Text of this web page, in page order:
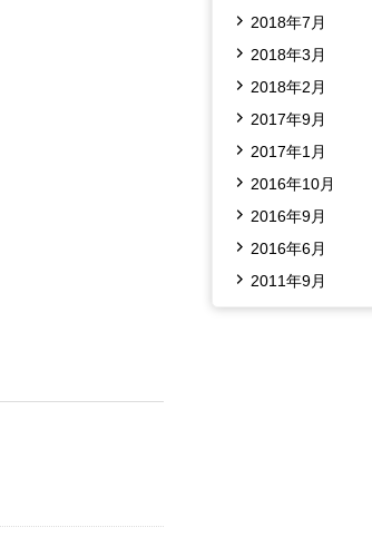
2018年7月
2018年3月
2018年2月
2017年9月
2017年1月
2016年10月
2016年9月
2016年6月
2011年9月